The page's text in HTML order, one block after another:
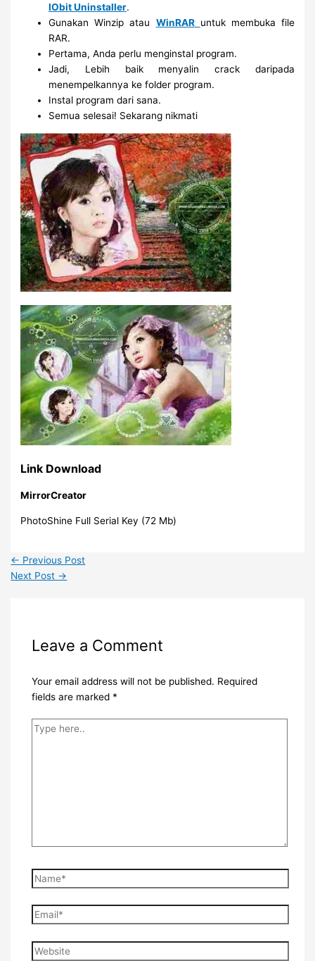
IObit Uninstaller.
Gunakan Winzip atau WinRAR untuk membuka file
RAR.
Pertama, Anda perlu menginstal program.
Jadi, Lebih baik menyalin crack daripada
menempelkannya ke folder program.
Instal program dari sana.
Semua selesai! Sekarang nikmati
Link Download
MirrorCreator
PhotoShine Full Serial Key (72 Mb)
← Previous Post
Next Post →
Leave a Comment
Your email address will not be published. Required
fields are marked *
Type
Name*
Email*
Website